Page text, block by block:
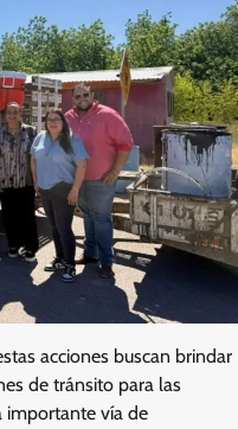
acciones buscan brindar
de tránsito para las
importante vía de